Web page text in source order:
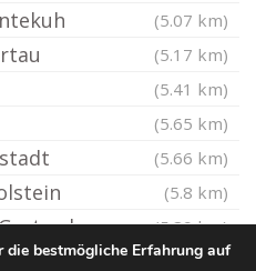
(5.07 km)
(5.17 km)
(5.41 km)
(5.65 km)
(5.66 km)
(5.8 km)
(5.89 km)
bestmögliche Erfahrung auf